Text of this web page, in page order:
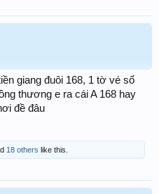
giang đuôi 168, 1 tờ vé số
thương e ra cái A 168 hay
đề đâu
18 others like this.